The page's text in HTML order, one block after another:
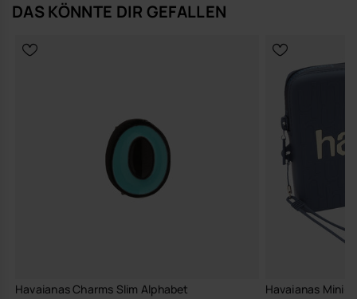
DAS KÖNNTE DIR GEFALLEN
Havaianas Charms Slim Alphabet
Havaianas Mini-